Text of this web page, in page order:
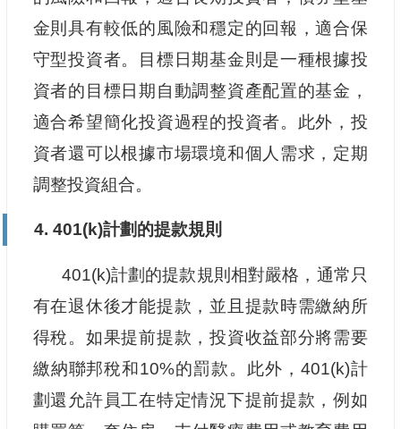
金則具有較低的風險和穩定的回報，適合保
守型投資者。目標日期基金則是一種根據投
資者的目標日期自動調整資產配置的基金，
適合希望簡化投資過程的投資者。此外，投
資者還可以根據市場環境和個人需求，定期
調整投資組合。
4. 401(k)計劃的提款規則
401(k)計劃的提款規則相對嚴格，通常只
有在退休後才能提款，並且提款時需繳納所
得稅。如果提前提款，投資收益部分將需要
繳納聯邦稅和10%的罰款。此外，401(k)計
劃還允許員工在特定情況下提前提款，例如